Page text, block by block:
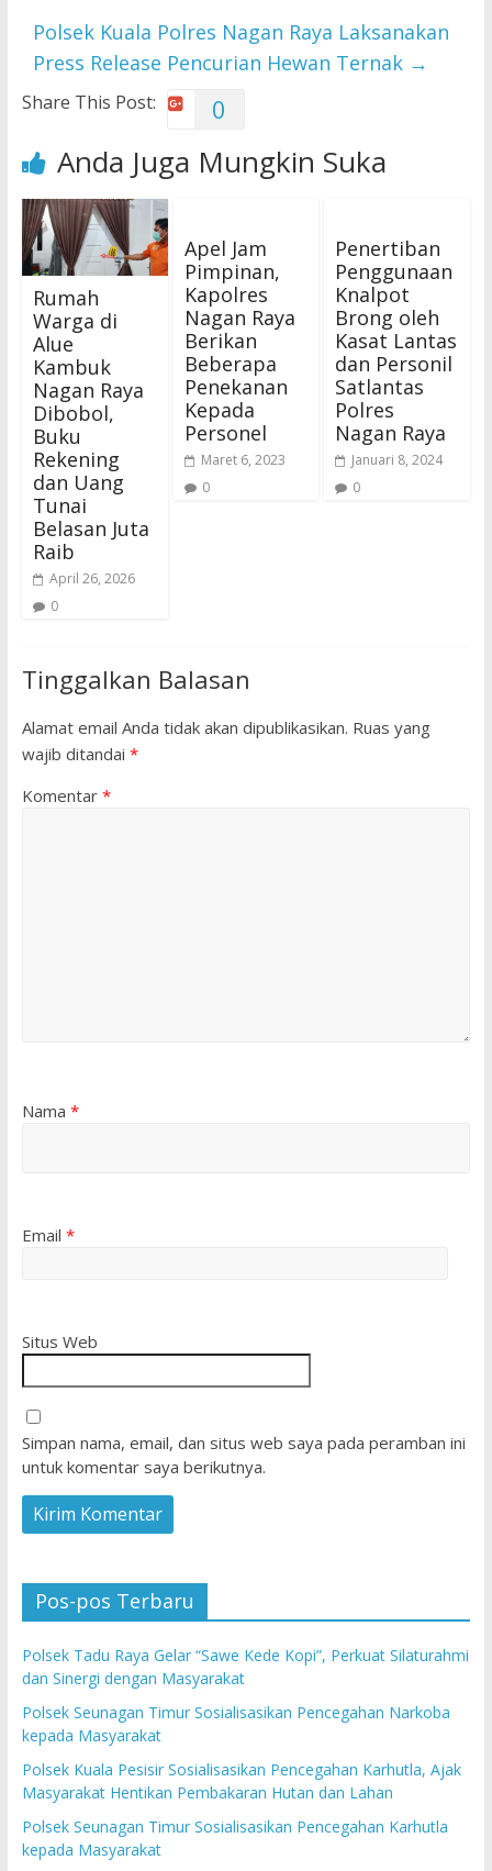
Polsek Kuala Polres Nagan Raya Laksanakan
Press Release Pencurian Hewan Ternak →
Share This Post: 0
Anda Juga Mungkin Suka
Rumah
Warga di
Alue
Kambuk
Nagan Raya
Dibobol,
Buku
Rekening
dan Uang
Tunai
Belasan Juta
Raib
April 26, 2026
0
Apel Jam
Pimpinan,
Kapolres
Nagan Raya
Berikan
Beberapa
Penekanan
Kepada
Personel
Maret 6, 2023
0
Penertiban
Penggunaan
Knalpot
Brong oleh
Kasat Lantas
dan Personil
Satlantas
Polres
Nagan Raya
Januari 8, 2024
0
Tinggalkan Balasan
Alamat email Anda tidak akan dipublikasikan. Ruas yang
wajib ditandai *
Komentar *
Nama *
Email *
Situs Web
Simpan nama, email, dan situs web saya pada peramban ini
untuk komentar saya berikutnya.
Pos-pos Terbaru
Polsek Tadu Raya Gelar “Sawe Kede Kopi”, Perkuat Silaturahmi
dan Sinergi dengan Masyarakat
Polsek Seunagan Timur Sosialisasikan Pencegahan Narkoba
kepada Masyarakat
Polsek Kuala Pesisir Sosialisasikan Pencegahan Karhutla, Ajak
Masyarakat Hentikan Pembakaran Hutan dan Lahan
Polsek Seunagan Timur Sosialisasikan Pencegahan Karhutla
kepada Masyarakat